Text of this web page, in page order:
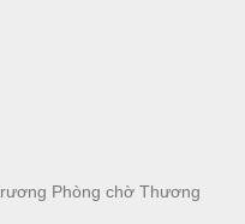
Phòng chờ Thương